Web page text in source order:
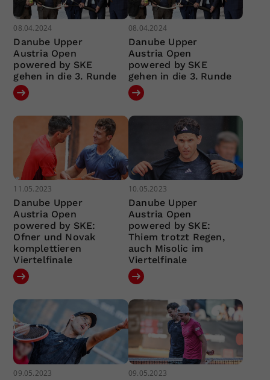
08.04.2024
Danube Upper
Austria Open
powered by SKE
gehen in die 3. Runde
08.04.2024
Danube Upper
Austria Open
powered by SKE
gehen in die 3. Runde
11.05.2023
Danube Upper
Austria Open
powered by SKE:
Ofner und Novak
komplettieren
Viertelfinale
10.05.2023
Danube Upper
Austria Open
powered by SKE:
Thiem trotzt Regen,
auch Misolic im
Viertelfinale
09.05.2023 09.05.2023